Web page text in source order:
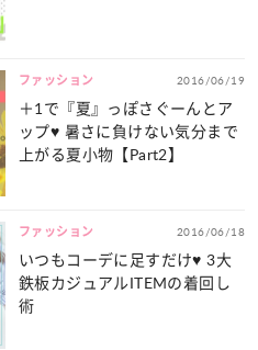
ファッション 2016/06/19
＋1で『夏』っぽさぐーんとア
ップ♥ 暑さに負けない気分まで
上がる夏小物【Part2】
ファッション 2016/06/18
いつもコーデに足すだけ♥ 3大
鉄板カジュアルITEMの着回し
術